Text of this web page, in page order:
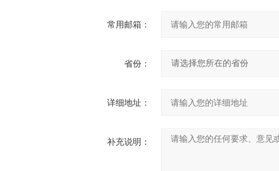
常用邮箱：
省份：
详细地址：
补充说明：